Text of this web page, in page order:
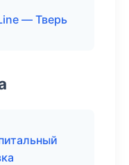
— Тверь